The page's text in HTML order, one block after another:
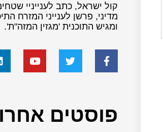
קול ישראל, כתב לענייניי
מדיני, פרשן לענייני המזרח
ומגיש התוכנית 'מגזין המזה"ת'.
פוסטים